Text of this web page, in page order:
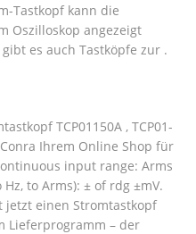
Tastkopf kann die
Oszilloskop angezeigt
es auch Tastköpfe zur .
TCP01150A , TCP01-
Ihrem Online Shop für
input range: Arms
to Arms): ± of rdg ±mV.
einen Stromtastkopf
Lieferprogramm – der